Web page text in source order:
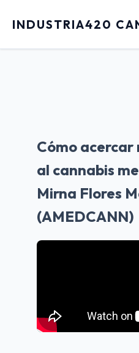
INDUSTRIA420
Cómo acercar
al cannabis
Mirna Flores
(AMEDCANN)